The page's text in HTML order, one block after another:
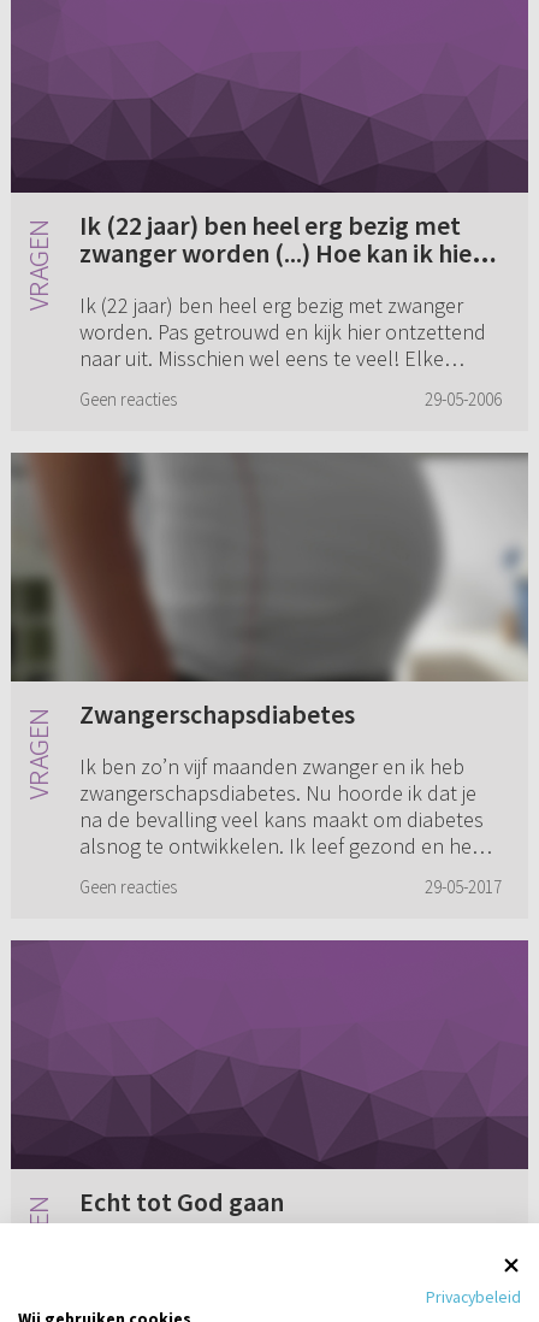
Ik (22 jaar) ben heel erg bezig met
zwanger worden (...) Hoe kan ik hier
een spanning voor me.
Ik (22 jaar) ben heel erg bezig met zwanger
worden. Pas getrouwd en kijk hier ontzettend
naar uit. Misschien wel eens te veel! Elke
nog maar een half j...
Geen reacties 29-05-2006
Zwangerschapsdiabetes
Ik ben zo’n vijf maanden zwanger en ik heb
zwangerschapsdiabetes. Nu hoorde ik dat je
na de bevalling veel kans maakt om diabetes
alsnog te ontwikkelen. Ik leef gezond en heb
Geen reacties 29-05-2017
Echt tot God gaan
naar de hemel gaat, straks en vroeg of wij dat
Privacybeleid